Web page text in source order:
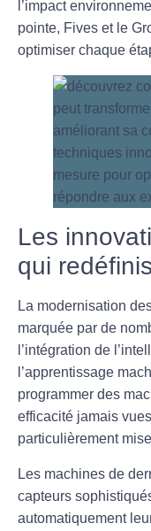
l’impact
pointe, Fives et le
optimiser chaque
Les
qui
La modernisation
marquée par de
l’intégration de
l’apprentissage
programmer des
efficacité jamais
particulièrement
Les machines de
capteurs
automatiquement